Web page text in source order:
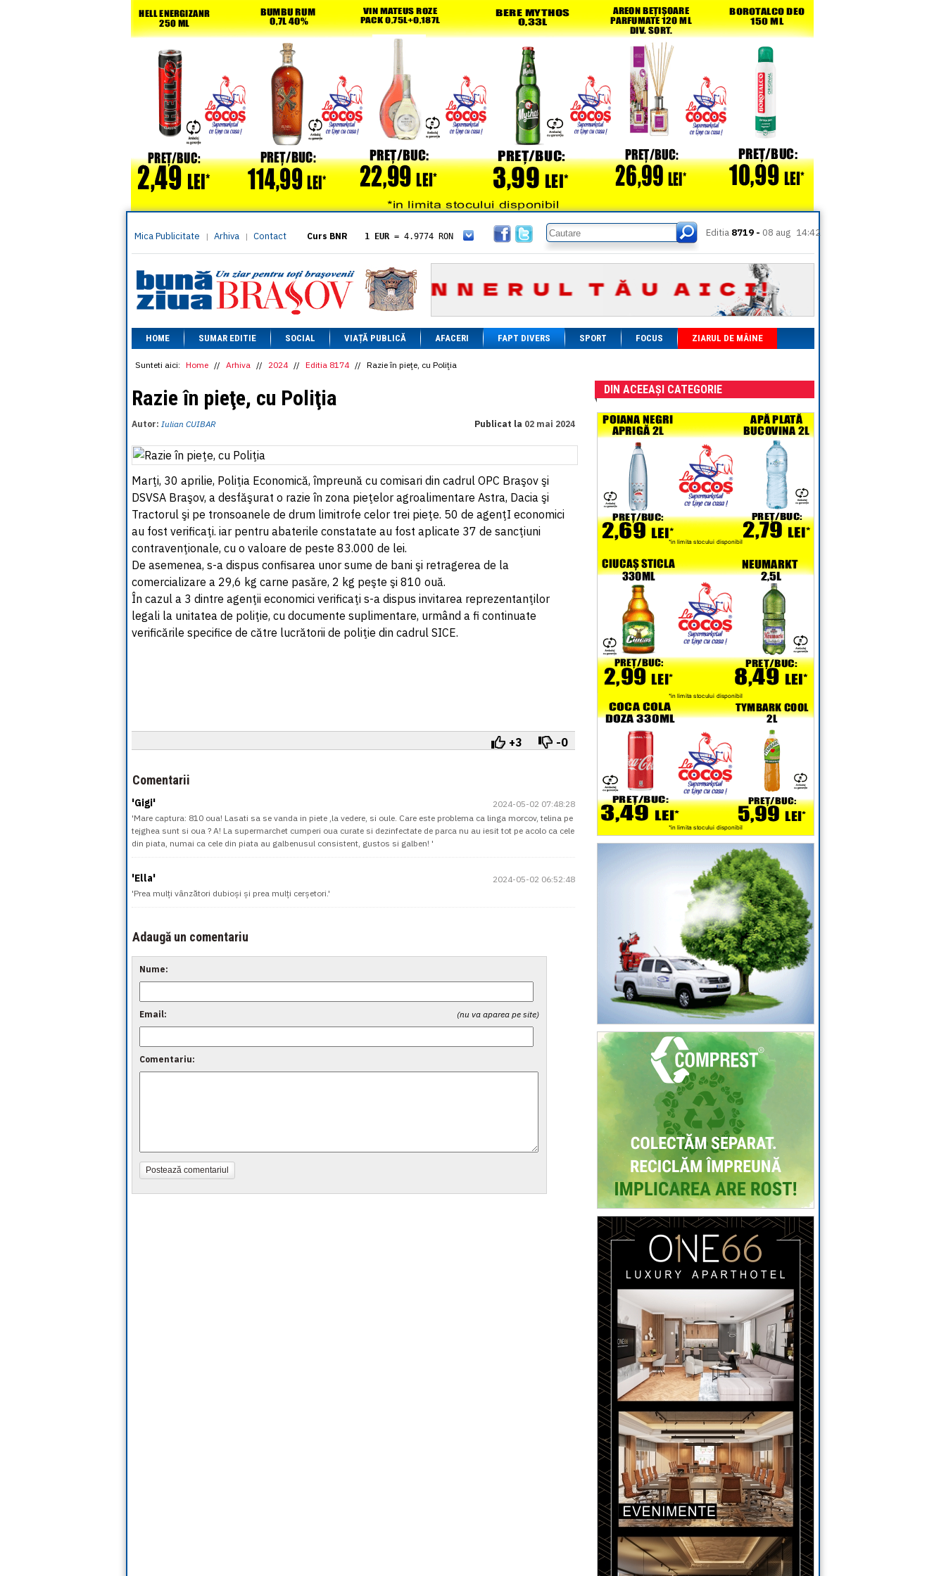
Mica Publicitate | Arhiva | Contact Curs BNR 1 EUR = 4.9774 RON
= 5.8304 RON
1 XAU= 464.4611 RON
1 AED= 1.1933 RON
1 AUD= 2.7957 RON
1 BGN= 2.5449 RON
1 CAD= 3.1559 RON
1 CHF= 5.2813 RON
1 CNY= 0.6015 RON
1 MDL= 0.2538 RON
1 MXN= 0.2227 RON
1 NZD= 2.6097 RON
1 PLN= 1.1646 RON
1 RSD= 0.0425 RON
= 0.0530 RON
1 SEK = 0.4526 RON
1 TRY = 0.1141 RON
1 UAH = 0.1048 RON
1 XDR
= 5.9383 RON
1 ZAR= 0.2318 RON
Editia 8719 - 08 aug 14:42
HOME SUMAR EDITIE SOCIAL VIAȚĂ PUBLICĂ AFACERI FAPT DIVERS SPORT FOCUS ZIARUL DE MÂINE
Sunteti aici: Home // Arhiva // 2024 // Editia 8174 // Razie în pieţe, cu Poliţia
Razie în pieţe, cu Poliţia
Autor: Iulian CUIBAR Publicat la 02 mai 2024
Marţi, 30 aprilie, Poliţia Economică, împreună cu comisari din cadrul OPC Braşov şi
DSVSA Braşov, a desfăşurat o razie în zona pieţelor agroalimentare Astra, Dacia şi
Tractorul şi pe tronsoanele de drum limitrofe celor trei pieţe. 50 de agenţI economici
au fost verificaţi. iar pentru abaterile constatate au fost aplicate 37 de sancţiuni
contravenţionale, cu o valoare de peste 83.000 de lei.
De asemenea, s-a dispus confisarea unor sume de bani şi retragerea de la
comercializare a 29,6 kg carne pasăre, 2 kg peşte şi 810 ouă.
În cazul a 3 dintre agenţii economici verificaţi s-a dispus invitarea reprezentanţilor
legali la unitatea de poliţie, cu documente suplimentare, urmând a fi continuate
verificările specifice de către lucrătorii de poliţie din cadrul SICE.
+3 -0
Comentarii
'Gigi'
2024-05-02 07:48:28
'Mare captura: 810 oua! Lasati sa se vanda in piete ,la vedere, si oule. Care este problema ca linga morcov, telina pe
tejghea sunt si oua ? A! La supermarchet cumperi oua curate si dezinfectate de parca nu au iesit tot pe acolo ca cele
din piata, numai ca cele din piata au galbenusul consistent, gustos si galben! '
'Ella'
2024-05-02 06:52:48
'Prea mulți vânzători dubioși și prea mulți cerșetori.'
Adaugă un comentariu
Nume:
(nu va aparea pe site)
Email:
Comentariu:
Postează comentariul
DIN ACEEAȘI CATEGORIE